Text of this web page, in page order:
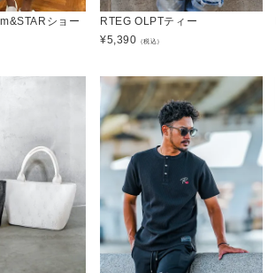
ショー
RTEG OLPTティー
¥5,390 （税込）